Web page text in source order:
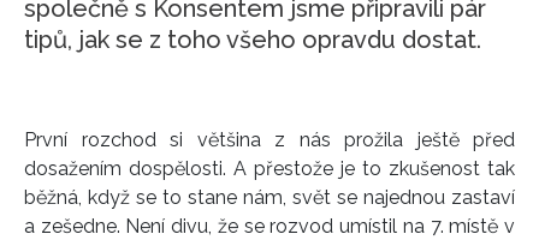
společně s Konsentem jsme připravili pár
tipů, jak se z toho všeho opravdu dostat.
První rozchod si většina z nás prožila ještě před
dosažením dospělosti. A přestože je to zkušenost tak
běžná, když se to stane nám, svět se najednou zastaví
a zešedne. Není divu, že se rozvod umístil na 7. místě v